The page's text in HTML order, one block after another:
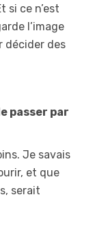
si ce n’est
l’image
décider des
passer par
Je savais
et que
serait